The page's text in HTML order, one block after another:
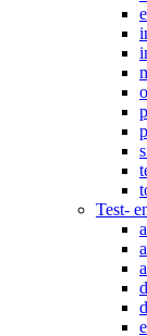
Test-